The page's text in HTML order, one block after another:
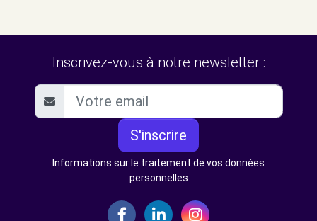
Inscrivez-vous à notre newsletter :
S'inscrire
Informations sur le traitement de vos données
personnelles